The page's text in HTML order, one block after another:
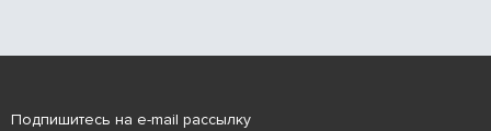
Подпишитесь на e-mail рассылку